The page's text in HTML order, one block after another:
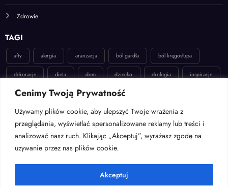
Cenimy Twoją Prywatność
Używamy plików cookie, aby ulepszyć Twoje wrażenia z
przeglądania, wyświetlać spersonalizowane reklamy lub treści i
analizować nasz ruch. Klikając „Akceptuj”, wyrażasz zgodę na
używanie przez nas plików cookie.
Akceptuj
Zdrowie
TAGI
afty alergia aranżacja ból gardła ból kręgosłupa
dekoracje dieta dom dziecko ekologia inspiracje
katar kręgosłup moda naprawa
opryszczka ozdoby pokój dla niemowlaka pokój dziecięcy
pokój młodzieżowy
przeziębienie relaks sen
łóżeczko